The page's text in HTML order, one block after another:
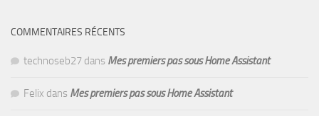
COMMENTAIRES RÉCENTS
technoseb27 dans Mes premiers pas sous Home Assistant
Felix dans Mes premiers pas sous Home Assistant